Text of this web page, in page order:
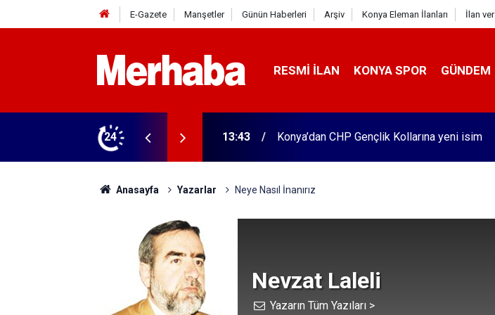
E-Gazete Manşetler Günün Haberleri Arşiv Konya Eleman İlanları İlan ver
RESMI İLAN KONYA SPOR GÜNDEM
24 13:43 Konya’dan CHP Gençlik Kollarına yeni isim
Anasayfa Yazarlar Neye Nasıl İnanırız
Nevzat Laleli
Yazarın Tüm Yazıları >